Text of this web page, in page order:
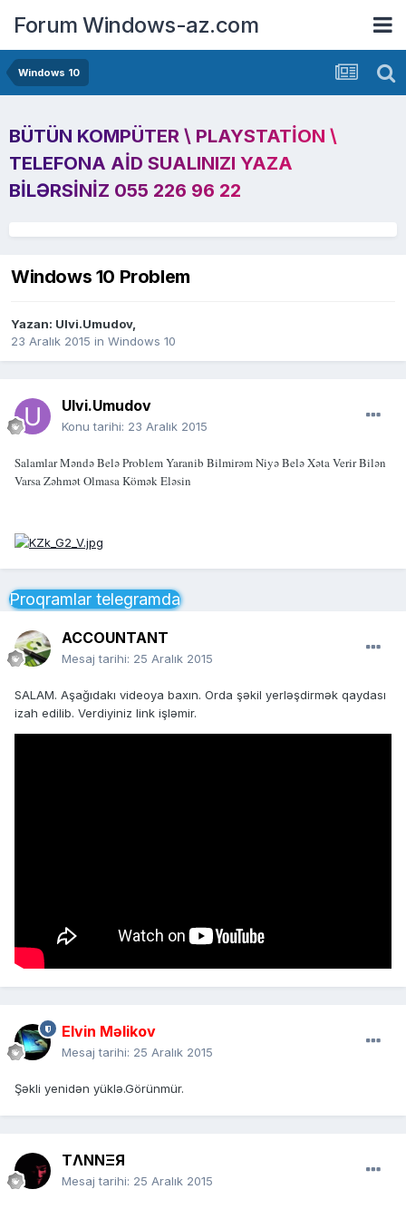
Forum Windows-az.com
Windows 10
BÜTÜN KOMPÜTER \ PLAYSTATION \
TELEFONA AID SUALINIZI YAZA
BILƏRSINIZ 055 226 96 22
Windows 10 Problem
Yazan: Ulvi.Umudov,
23 Aralık 2015 in Windows 10
Ulvi.Umudov
Konu tarihi: 23 Aralık 2015
Salamlar Məndə Belə Problem Yaranib Bilmirəm Niyə Belə Xəta Verir Bilən
Varsa Zəhmət Olmasa Kömək Eləsin
Proqramlar telegramda
ACCOUNTANT
Mesaj tarihi: 25 Aralık 2015
SALAM. Aşağıdakı videoya baxın. Orda şəkil yerləşdirmək qaydası
izah edilib. Verdiyiniz link işləmir.
Elvin Məlikov
Mesaj tarihi: 25 Aralık 2015
Şəkli yenidən yüklə.Görünmür.
TΛNNΞЯ
Mesaj tarihi: 25 Aralık 2015